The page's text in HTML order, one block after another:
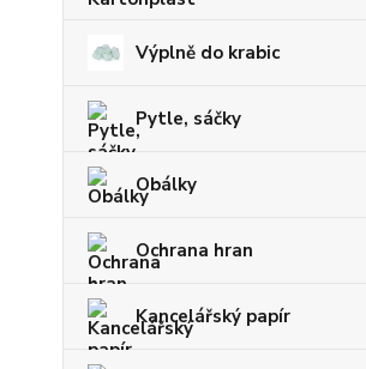
Výplně do krabic
Pytle, sáčky
Obálky
Ochrana hran
Kancelářský papír